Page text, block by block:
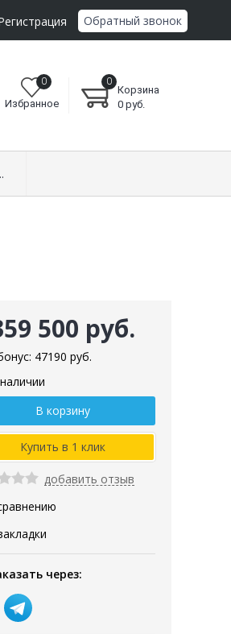
Обратный звонок
Избранное
0
Корзина
0
0 руб.
500 руб.
47190 руб.
добавить отзыв
через: